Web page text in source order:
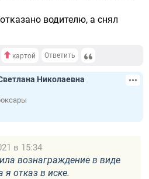
водителю, а снял
картой Ответить
Николаевна
в 15:34
вознаграждение в виде
отказ в иске.